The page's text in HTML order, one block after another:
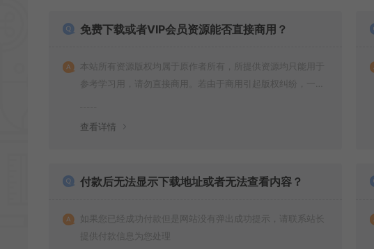
免费下载或者VIP会员资源能否直接商用？
本站所有资源版权均属于原作者所有，所提供资源均只能用于
参考学习用，请勿直接商用。若由于商用引起版权纠纷，一切
查看详情
付款后无法显示下载地址或者无法查看内容？
如果您已经成功付款但是网站没有弹出成功提示，请联系站长
提供付款信息为您处理